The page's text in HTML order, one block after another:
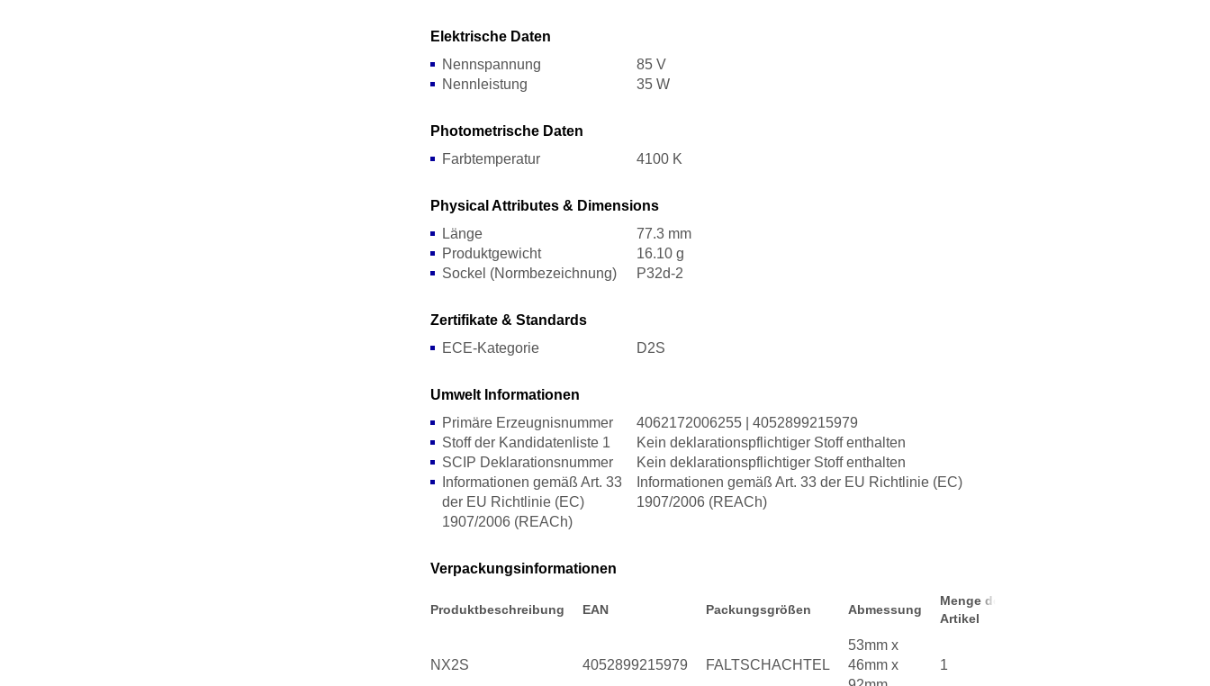
Elektrische Daten
Nennspannung
85 V
Nennleistung
35 W
Photometrische Daten
Farbtemperatur
4100 K
Physical Attributes & Dimensions
Länge
77.3 mm
Produktgewicht
16.10 g
Sockel (Normbezeichnung)
P32d-2
Zertifikate & Standards
ECE-Kategorie
D2S
Umwelt Informationen
Primäre Erzeugnisnummer
4062172006255 | 4052899215979
Stoff der Kandidatenliste 1
Kein deklarationspflichtiger Stoff enthalten
SCIP Deklarationsnummer
Kein deklarationspflichtiger Stoff enthalten
Informationen gemäß Art. 33
der EU Richtlinie (EC)
1907/2006 (REACh)
Informationen gemäß Art. 33 der EU Richtlinie (EC)
1907/2006 (REACh)
Verpackungsinformationen
Produktbeschreibung EAN Packungsgrößen Abmessung
Menge der
Artikel
NX2S 4052899215979 FALTSCHACHTEL
53mm x
46mm x
1